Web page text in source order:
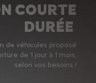
COURTE
DURÉE
de véhicules proposé
de 1 jour à 1 mois,
selon vos besoins !